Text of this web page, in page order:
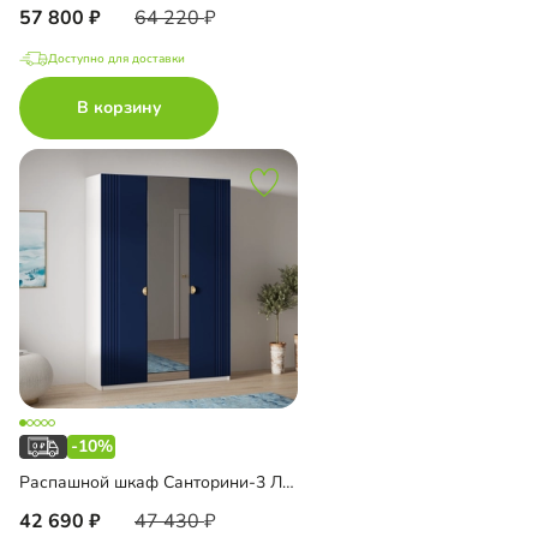
57 800 64 220
Доступно для доставки
В корзину
-10%
Распашной шкаф Санторини-3 Лайф с зеркалом
42 690 47 430